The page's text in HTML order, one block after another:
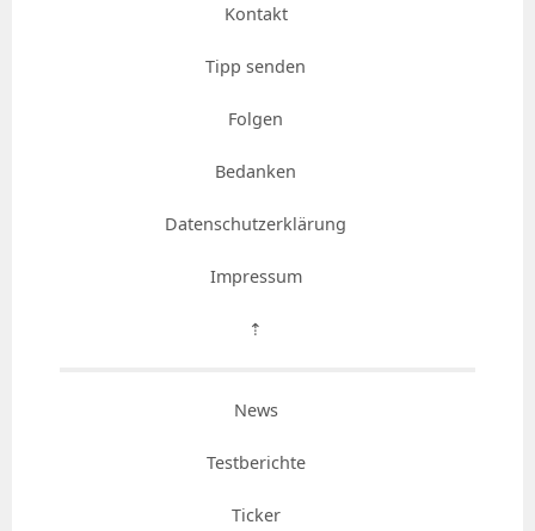
Kontakt
Tipp senden
Folgen
Bedanken
Datenschutzerklärung
Impressum
⇡
News
Testberichte
Ticker